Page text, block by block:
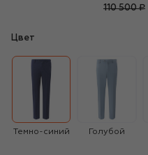
110 500 ₽
Цвет
Темно-синий Голубой